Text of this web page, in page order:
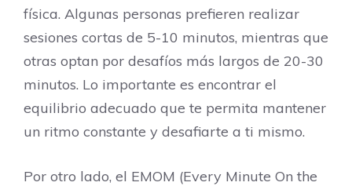
física. Algunas personas prefieren realizar
sesiones cortas de 5-10 minutos, mientras que
otras optan por desafíos más largos de 20-30
minutos. Lo importante es encontrar el
equilibrio adecuado que te permita mantener
un ritmo constante y desafiarte a ti mismo.
Por otro lado, el EMOM (Every Minute On the